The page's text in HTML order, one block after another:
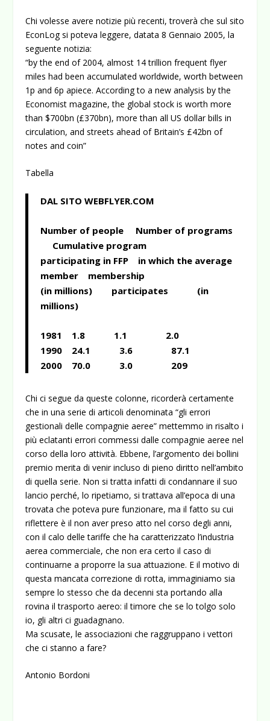
Chi volesse avere notizie più recenti, troverà che sul sito
EconLog si poteva leggere, datata 8 Gennaio 2005, la
seguente notizia:
“by the end of 2004, almost 14 trillion frequent flyer
miles had been accumulated worldwide, worth between
1p and 6p apiece. According to a new analysis by the
Economist magazine, the global stock is worth more
than $700bn (£370bn), more than all US dollar bills in
circulation, and streets ahead of Britain’s £42bn of
notes and coin”
Tabella
DAL SITO WEBFLYER.COM
Number of people Number of programs
Cumulative program
participating in FFP in which the average
member membership
(in millions) participates (in
millions)
1981 1.8 1.1 2.0
1990 24.1 3.6 87.1
2000 70.0 3.0 209
Chi ci segue da queste colonne, ricorderà certamente
che in una serie di articoli denominata “gli errori
gestionali delle compagnie aeree” mettemmo in risalto i
più eclatanti errori commessi dalle compagnie aeree nel
corso della loro attività. Ebbene, l’argomento dei bollini
premio merita di venir incluso di pieno diritto nell’ambito
di quella serie. Non si tratta infatti di condannare il suo
lancio perché, lo ripetiamo, si trattava all’epoca di una
trovata che poteva pure funzionare, ma il fatto su cui
riflettere è il non aver preso atto nel corso degli anni,
con il calo delle tariffe che ha caratterizzato l’industria
aerea commerciale, che non era certo il caso di
continuarne a proporre la sua attuazione. E il motivo di
questa mancata correzione di rotta, immaginiamo sia
sempre lo stesso che da decenni sta portando alla
rovina il trasporto aereo: il timore che se lo tolgo solo
io, gli altri ci guadagnano.
Ma scusate, le associazioni che raggruppano i vettori
che ci stanno a fare?
Antonio Bordoni